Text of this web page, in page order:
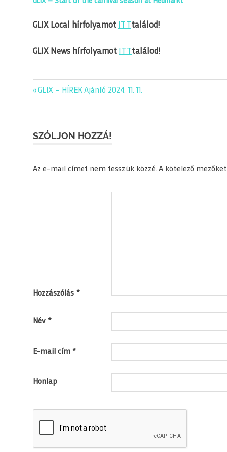
GLIX Local hírfolyamot találod!
GLIX News hírfolyamot ITTtalálod!
Bejegyzés
Previous
Post:
GLIX – HÍREK Ajánló 2024. 11. 11.
SZÓLJON HOZZÁ!
Az e-mail címet nem tesszük közzé. A kötelező mezőket
Hozzászólás *
Név *
E-mail cím *
Honlap